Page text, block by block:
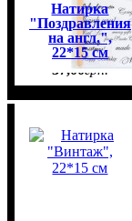
Натирка
"Поздравления
на англ.",
22*15 см
37,00грн.